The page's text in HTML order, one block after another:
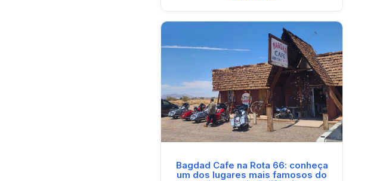
Bagdad Cafe na Rota 66: conheça
um dos lugares mais famosos do